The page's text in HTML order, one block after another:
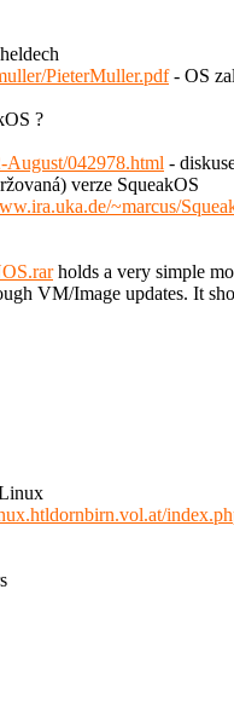
PieterMuller.pdf- OS
?
August/042978.html -
verze SqueakOS
~marcus/
holds a very simple
VM/Image updates. It